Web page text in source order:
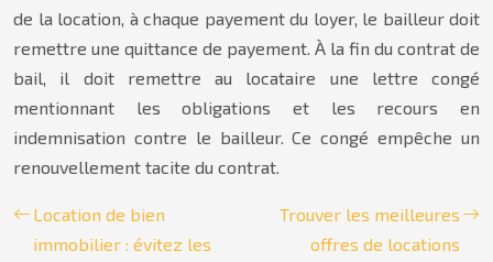
de la location, à chaque payement du loyer, le bailleur doit
remettre une quittance de payement. À la fin du contrat de
bail, il doit remettre au locataire une lettre congé
mentionnant les obligations et les recours en
indemnisation contre le bailleur. Ce congé empêche un
renouvellement tacite du contrat.
Location de bien
immobilier : évitez les
Trouver les meilleures
offres de locations